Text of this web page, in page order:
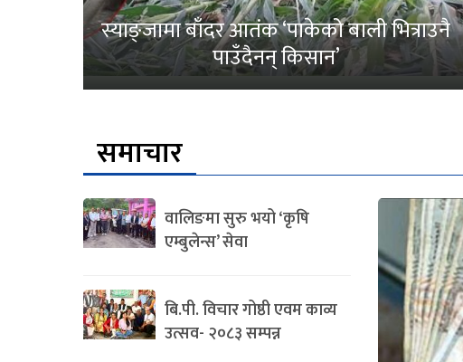
स्याङ्जामा बाँदर आतंक ‘पाकेको बाली भित्राउनै
पाउँदैनन् किसान’
समाचार
वालिङमा सुरु भयो ‘कृषि
एम्बुलेन्स’ सेवा
बि.पी. विचार गोष्ठी एवम काव्य
उत्सव- २०८३ सम्पन्न